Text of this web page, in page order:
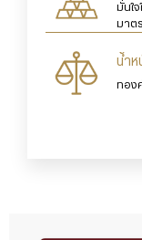
มั่นใ
มาต
น้ำห
ทอง